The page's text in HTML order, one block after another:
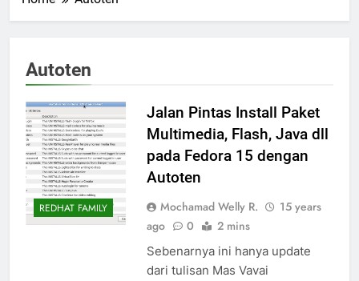
Autoten
REDHAT FAMILY
Jalan Pintas Install Paket
Multimedia, Flash, Java dll
pada Fedora 15 dengan
Autoten
Mochamad Welly R.
15 years
ago
0 2 mins
Sebenarnya ini hanya update
dari tulisan Mas Vavai